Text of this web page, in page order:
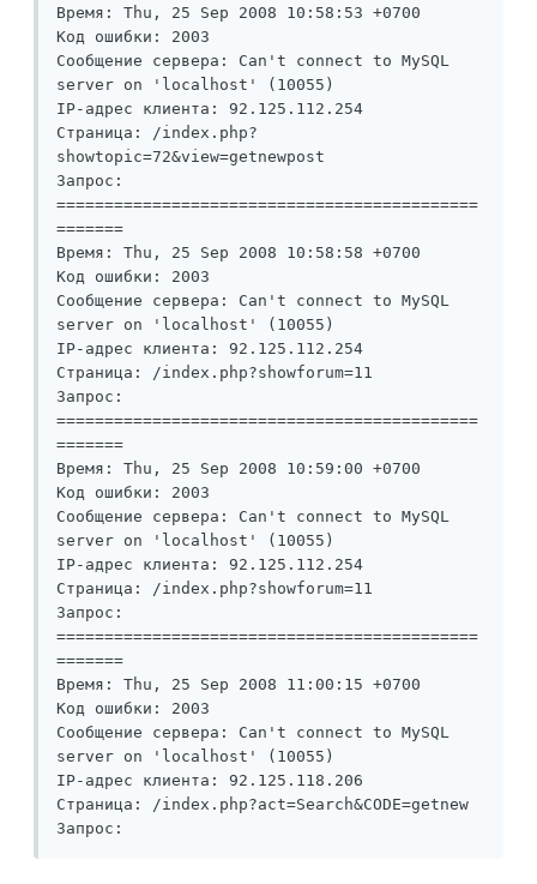
Время: Thu, 25 Sep 2008 10:58:53 +0700
Код ошибки: 2003
Сообщение сервера: Can't connect to MySQL
server on 'localhost' (10055)
IP-адрес клиента: 92.125.112.254
Страница: /index.php?
showtopic=72&view=getnewpost
Запрос:
============================================
=======
Время: Thu, 25 Sep 2008 10:58:58 +0700
Код ошибки: 2003
Сообщение сервера: Can't connect to MySQL
server on 'localhost' (10055)
IP-адрес клиента: 92.125.112.254
Страница: /index.php?showforum=11
Запрос:
============================================
=======
Время: Thu, 25 Sep 2008 10:59:00 +0700
Код ошибки: 2003
Сообщение сервера: Can't connect to MySQL
server on 'localhost' (10055)
IP-адрес клиента: 92.125.112.254
Страница: /index.php?showforum=11
Запрос:
============================================
=======
Время: Thu, 25 Sep 2008 11:00:15 +0700
Код ошибки: 2003
Сообщение сервера: Can't connect to MySQL
server on 'localhost' (10055)
IP-адрес клиента: 92.125.118.206
Страница: /index.php?act=Search&CODE=getnew
Запрос: